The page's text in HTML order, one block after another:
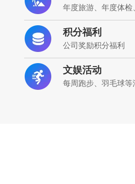
年度旅游、年度体检
积分福利
公司奖励积分福利
文娱活动
每周跑步、羽毛球等